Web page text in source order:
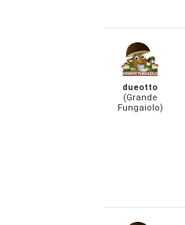
dueotto
(Grande
Fungaiolo)